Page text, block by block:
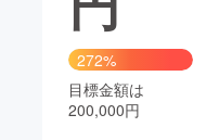
CAMPFIRE Creation
コミュニティ
272%
目標金額は
200,000円